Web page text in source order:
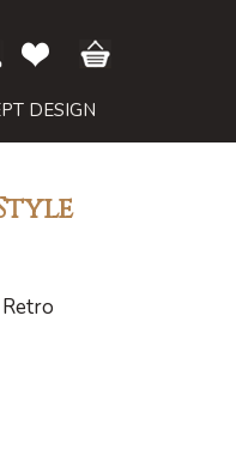
DESIGN